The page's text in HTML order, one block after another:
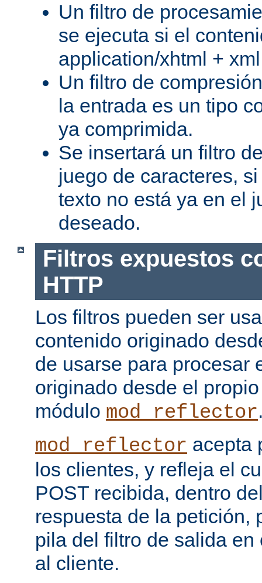
Un filtro de
se ejecuta si el
application/xhtml +
Un filtro de
la entrada es un tipo
ya comprimida.
Se insertará un filtro
juego de caracteres,
texto no está ya en el
deseado.
Filtros expuestos
HTTP
Los filtros pueden ser
contenido originado
de usarse para procesar
originado desde el
módulo mod_reflector
mod_reflector acepta
los clientes, y refleja el
POST recibida, dentro
respuesta de la petición,
pila del filtro de salida
al cliente.